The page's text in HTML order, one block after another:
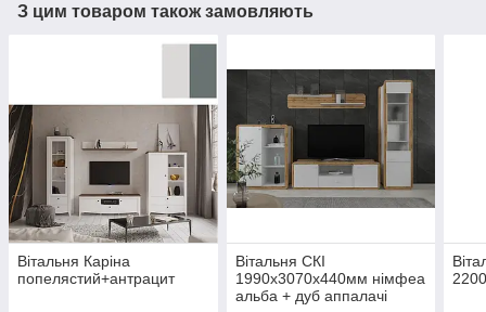
З цим товаром також замовляють
Вітальня Каріна
попелястий+антрацит
Вітальня СКІ
1990х3070х440мм німфеа
альба + дуб аппалачі